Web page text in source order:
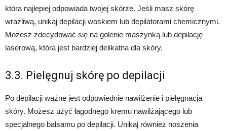
która najlepiej odpowiada twojej skórze. Jeśli masz skórę
wrażliwą, unikaj depilacji woskiem lub depilatorami chemicznymi.
Możesz zdecydować się na golenie maszynką lub depilację
laserową, która jest bardziej delikatna dla skóry.
3.3. Pielęgnuj skórę po depilacji
Po depilacji ważne jest odpowiednie nawilżenie i pielęgnacja
skóry. Możesz użyć łagodnego kremu nawilżającego lub
specjalnego balsamu po depilacji. Unikaj również noszenia